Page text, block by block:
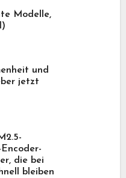
Modelle,
und
jetzt
die bei
bleiben